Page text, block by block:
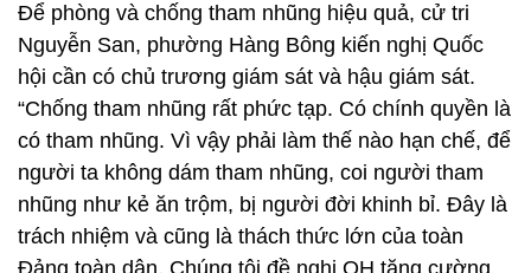
Để phòng và chống tham nhũng hiệu quả, cử tri
Nguyễn San, phường Hàng Bông kiến nghị Quốc
hội cần có chủ trương giám sát và hậu giám sát.
“Chống tham nhũng rất phức tạp. Có chính quyền là
có tham nhũng. Vì vậy phải làm thế nào hạn chế, để
người ta không dám tham nhũng, coi người tham
nhũng như kẻ ăn trộm, bị người đời khinh bỉ. Đây là
trách nhiệm và cũng là thách thức lớn của toàn
Đảng toàn dân. Chúng tôi đề nghị QH tăng cường